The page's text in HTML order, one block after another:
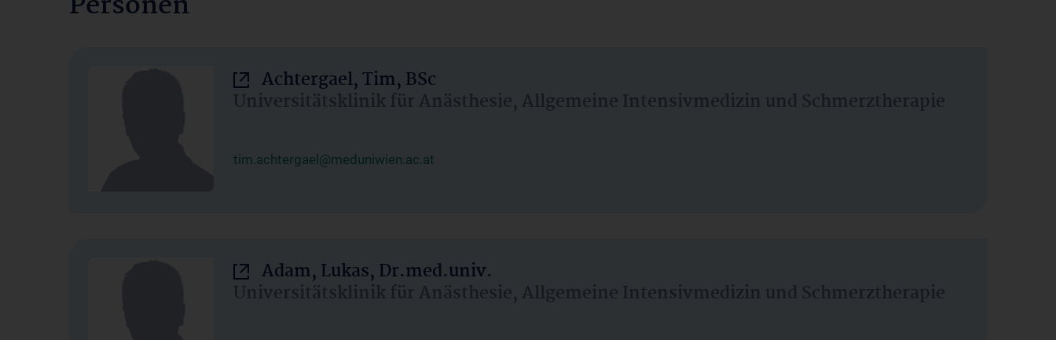
Achtergael, Tim, BSc
Universitätsklinik für Anästhesie, Allgemeine Intensivmedizin und Schmerztherapie
tim.achtergael@meduniwien.ac.at
Adam, Lukas, Dr.med.univ.
Universitätsklinik für Anästhesie, Allgemeine Intensivmedizin und Schmerztherapie